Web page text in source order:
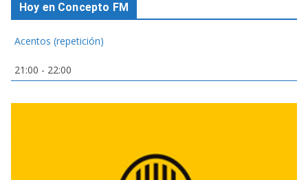
Hoy en Concepto FM
Acentos (repetición)
21:00 - 22:00